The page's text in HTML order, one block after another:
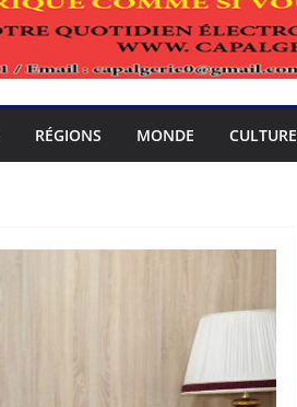
RÉGIONS MONDE CULTURE